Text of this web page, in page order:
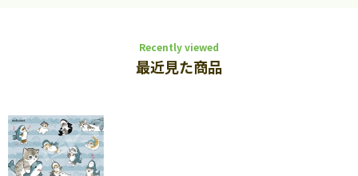
Recently viewed
最近見た商品